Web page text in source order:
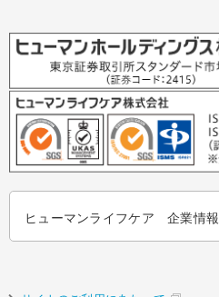
ヒューマンライフケア 企業情報